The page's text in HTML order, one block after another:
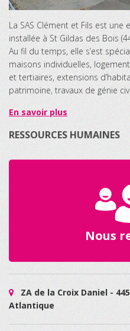
La SAS Clément et Fils est
installée à St Gildas des Bois
Au fil du temps, elle s’est
maisons individuelles,
et tertiaires, extensions
patrimoine, travaux de génie
En savoir plus
RESSOURCES HUMAINES
Nous
ZA de la Croix Daniel -
Atlantique